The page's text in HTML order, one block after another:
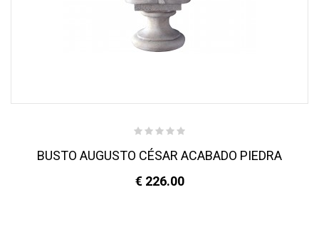
BUSTO AUGUSTO CÉSAR ACABADO PIEDRA
€ 226.00